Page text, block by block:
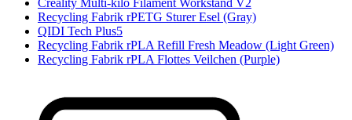
Recycling Fabrik rPETG Sturer Esel (Gray)
QIDI Tech Plus5
Recycling Fabrik rPLA Refill Fresh Meadow (Light Green)
Recycling Fabrik rPLA Flottes Veilchen (Purple)